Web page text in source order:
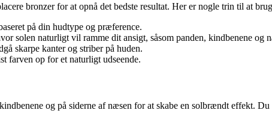
bronzer for at opnå det bedste resultat. Her er nogle trin til at
på din hudtype og præference.
solen naturligt vil ramme dit ansigt, såsom panden, kindbenene og
skarpe kanter og striber på huden.
farven op for et naturligt udseende.
og på siderne af næsen for at skabe en solbrændt effekt.